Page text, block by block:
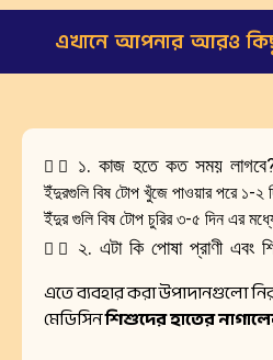
এখানে আপনার আরও
১. কাজ হতে কত সময়
ইঁদুরগুলি বিষ টোপ খুঁজে পাওয়ার পরে ১-২
ইঁদুর গুলি বিষ টোপ চুরির ৩-৫ দিন এর
২. এটা কি পোষা প্রাণী এবং
এতে ব্যবহার করা উপাদানগুলো
মেডিসিনশিশুদের হাতের